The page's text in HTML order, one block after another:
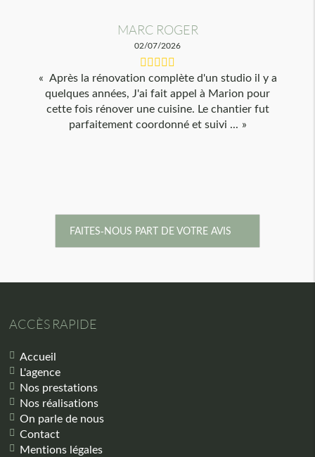
MARC ROGER
02/07/2026
Après la rénovation complète d'un studio il y a
quelques années, J'ai fait appel à Marion pour
cette fois rénover une cuisine. Le chantier fut
parfaitement coordonné et suivi ...
FAITES-NOUS PART DE VOTRE AVIS
ACCÈS RAPIDE
Accueil
L'agence
Nos prestations
Nos réalisations
On parle de nous
Contact
Mentions légales